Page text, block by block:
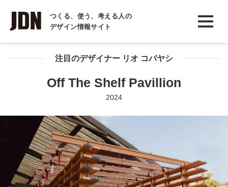
つくる、使う、考える人の
デザイン情報サイト
INTERVIEW
インタビュー
REPORT注目のデザイナー リオ コバヤシ
Off The Shelf Pavillion
2024